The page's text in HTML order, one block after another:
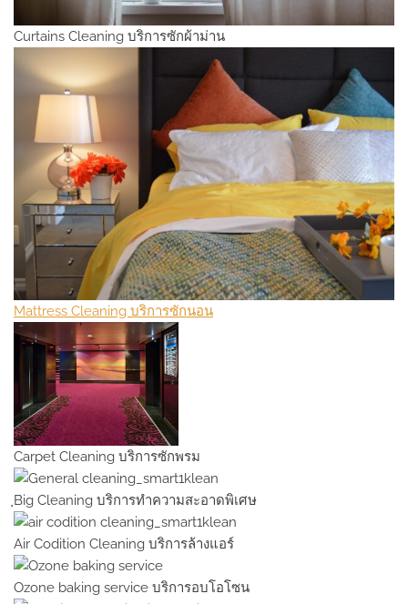
Curtains Cleaning บริการซักผ้าม่าน
Mattress Cleaning บริการซักนอน
Carpet Сleaning บริการซักพรม
ฺBig Cleaning บริการทำความสะอาดพิเศษ
Air Codition Cleaning บริการล้างแอร์
Ozone baking service บริการอบโอโซน